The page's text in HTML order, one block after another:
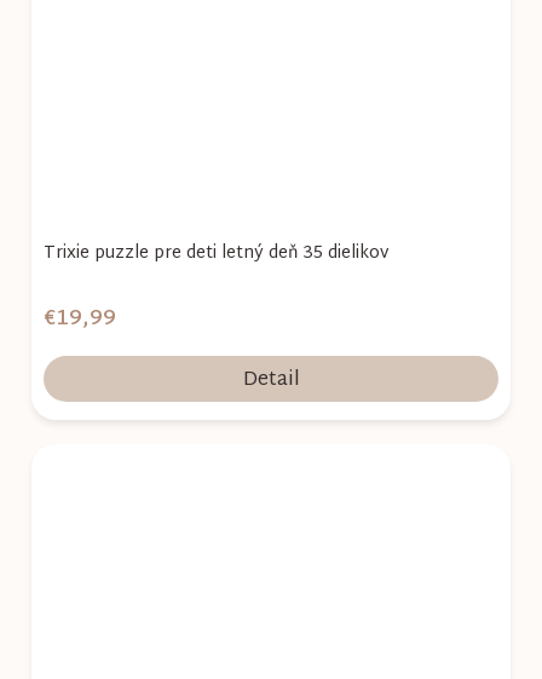
Trixie puzzle pre deti letný deň 35 dielikov
€19,99
Detail